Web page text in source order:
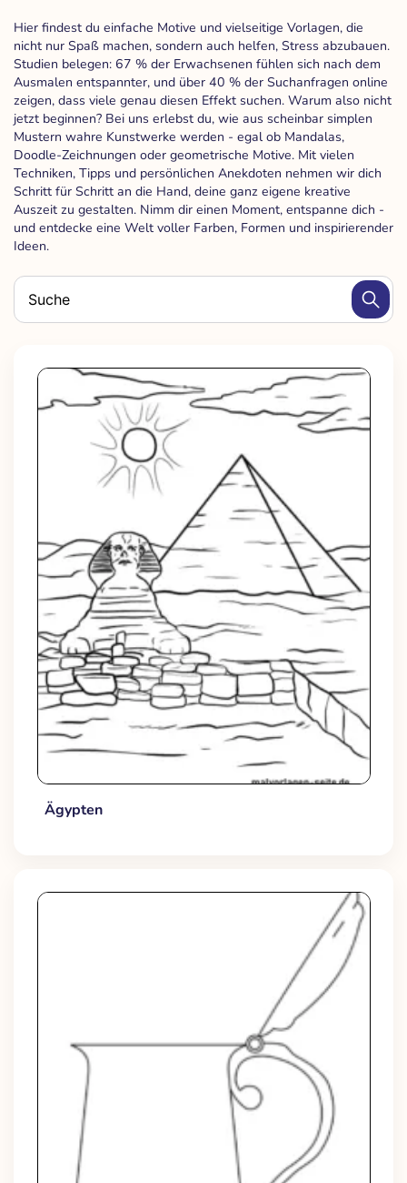
Hier findest du einfache Motive und vielseitige Vorlagen, die
nicht nur Spaß machen, sondern auch helfen, Stress abzubauen.
Studien belegen: 67 % der Erwachsenen fühlen sich nach dem
Ausmalen entspannter, und über 40 % der Suchanfragen online
zeigen, dass viele genau diesen Effekt suchen. Warum also nicht
jetzt beginnen? Bei uns erlebst du, wie aus scheinbar simplen
Mustern wahre Kunstwerke werden - egal ob Mandalas,
Doodle-Zeichnungen oder geometrische Motive. Mit vielen
Techniken, Tipps und persönlichen Anekdoten nehmen wir dich
Schritt für Schritt an die Hand, deine ganz eigene kreative
Auszeit zu gestalten. Nimm dir einen Moment, entspanne dich -
und entdecke eine Welt voller Farben, Formen und inspirierender
Ideen.
Ägypten